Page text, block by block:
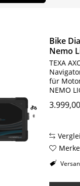
Bike
Nemo
TEXA
für
NEMO
TXB2